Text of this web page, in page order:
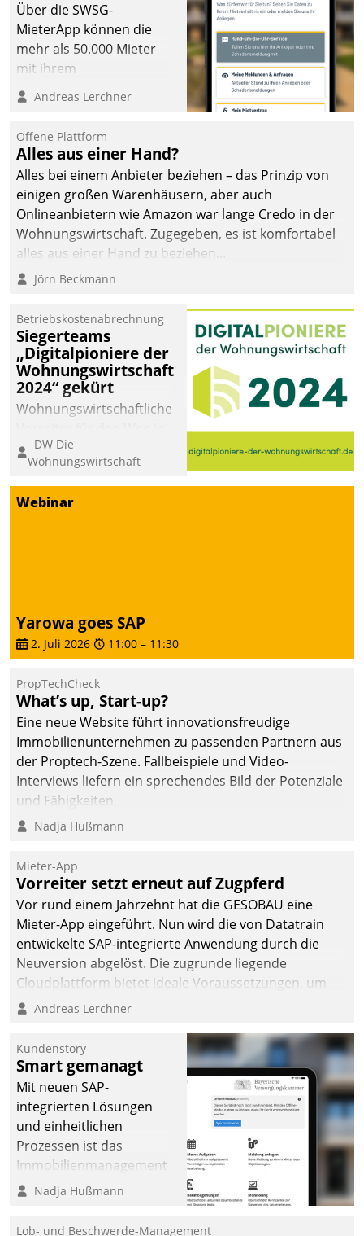
Über die SWSG-
MieterApp können die
mehr als 50.000 Mieter
mit ihrem
Wohnungsunternehmen
kommunizieren, auf dem
einsehen und ändern
oder
Schadensmeldungen
abgeben – rund um die
Uhr.
Andreas Lerchner
Offene Plattform
Alles aus einer Hand?
Alles bei einem Anbieter beziehen – das Prinzip von
einigen großen Warenhäusern, aber auch
Onlineanbietern wie Amazon war lange Credo in der
Wohnungswirtschaft. Zugegeben, es ist komfortabel
alles aus einer Hand zu beziehen...
Jörn Beckmann
Betriebskostenabrechnung
Siegerteams
„Digitalpioniere der
Wohnungswirtschaft
2024“ gekürt
Wohnungswirtschaftliche
eine digitale Zukunft zu
finden, ist das Ziel des
Awards „Digitalpioniere
der
und PropTech.
DW Die
Wohnungswirtschaft
Webinar
Yarowa goes SAP
2. Juli 2026 11:00 – 11:30
PropTechCheck
What’s up, Start-up?
Eine neue Website führt innovationsfreudige
Immobilienunternehmen zu passenden Partnern aus
der Proptech-Szene. Fallbeispiele und Video-
Interviews liefern ein sprechendes Bild der Potenziale
und Fähigkeiten.
Nadja Hußmann
Mieter-App
Vorreiter setzt erneut auf Zugpferd
Vor rund einem Jahrzehnt hat die GESOBAU eine
Mieter-App eingeführt. Nun wird die von Datatrain
entwickelte SAP-integrierte Anwendung durch die
Neuversion abgelöst. Die zugrunde liegende
Cloudplattform bietet ideale Voraussetzungen, um
die Funktionalität der App zu erweitern und weitere
integrieren.
Andreas Lerchner
Kundenstory
Smart gemanagt
Mit neuen SAP-
integrierten Lösungen
und einheitlichen
Prozessen ist das
Immobilienmanagement
der Bayerischen
Ressort Kapitalanlage für
Nadja Hußmann
Lob- und Beschwerde-Management